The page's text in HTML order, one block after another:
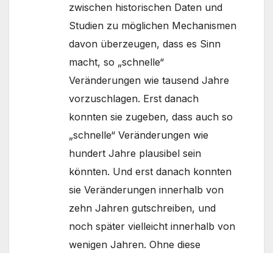
zwischen historischen Daten und
Studien zu möglichen Mechanismen
davon überzeugen, dass es Sinn
macht, so „schnelle“
Veränderungen wie tausend Jahre
vorzuschlagen. Erst danach
konnten sie zugeben, dass auch so
„schnelle“ Veränderungen wie
hundert Jahre plausibel sein
könnten. Und erst danach konnten
sie Veränderungen innerhalb von
zehn Jahren gutschreiben, und
noch später vielleicht innerhalb von
wenigen Jahren. Ohne diese